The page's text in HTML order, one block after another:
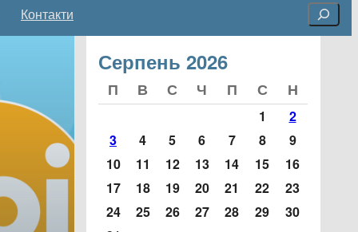
Контакти Cerca
Серпень 2026
1
2
3
4 5 6 7 8
9
10
11 12 13 14 15
16
17
18 19 20 21 22
23
24
25 26 27 28 29
30